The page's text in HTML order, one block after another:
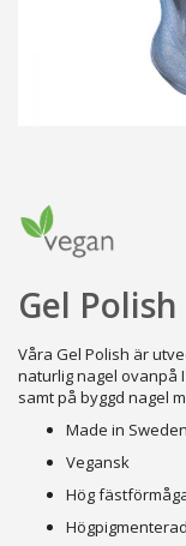
början
av
bildgalleriet
Gel
Våra Gel Polish är
naturlig nagel ovanpå
samt på byggd nagel
Made in Sweden
Vegansk
Hög